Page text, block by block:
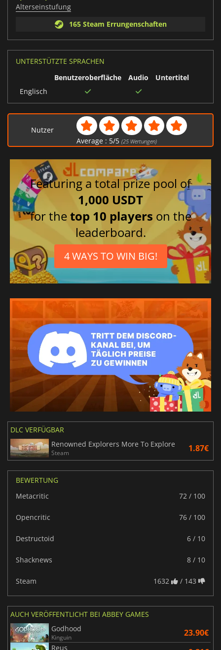
Alterseinstufung
165 Steam Errungenschaften
UNTERSTÜTZTE SPRACHEN
Benutzeroberfläche
Audio
Untertitel
Englisch
Nutzer
Average : 5/5 (25Wertungen)
Featuring a total prize pool of
1,000 USDT
for thetop 10 players on the
leaderboard.
4 WAYS TO WIN BIG!
DLC VERFÜGBAR
Renowned Explorers More To Explore
Steam 1.87€
BEWERTUNG
Metacritic
72 / 100
Opencritic 76 / 100
Destructoid 6 / 10
Shacknews 8 / 10
Steam 1632 / 143
AUCH VERÖFFENTLICHT BEI ABBEY GAMES
Godhood
Kinguin 23.90€
Reus